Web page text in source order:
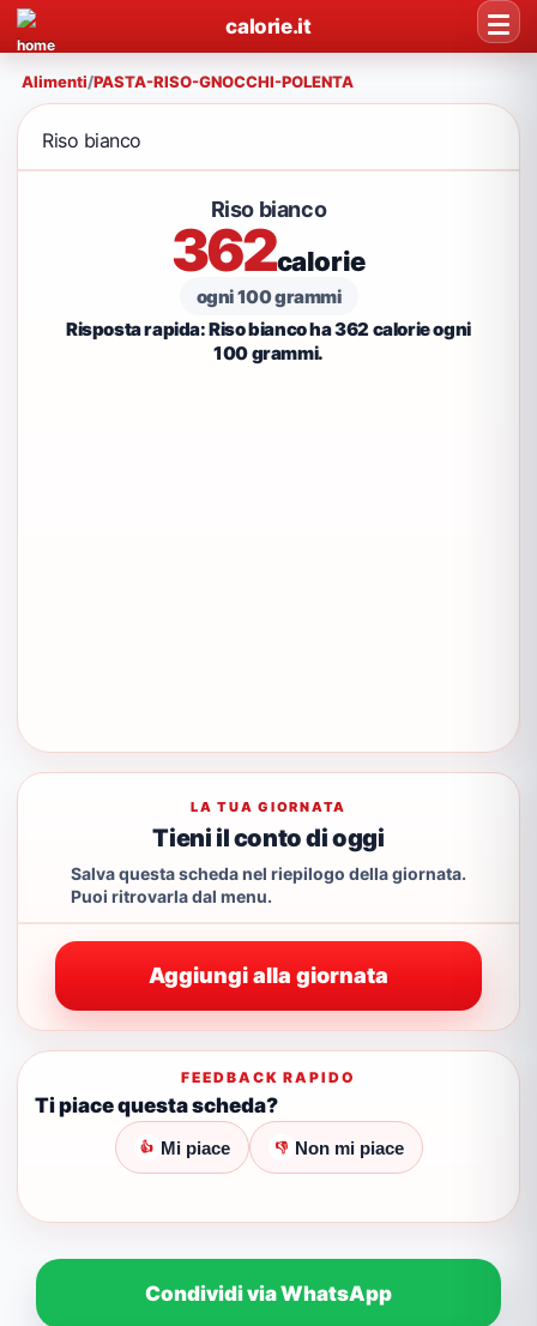
calorie.it
Alimenti/PASTA-RISO-GNOCCHI-POLENTA
Riso bianco
Riso bianco
362calorie
ogni 100 grammi
Risposta rapida: Riso bianco ha 362 calorie ogni
100 grammi.
LA TUA GIORNATA
Tieni il conto di oggi
Salva questa scheda nel riepilogo della giornata.
Puoi ritrovarla dal menu.
Aggiungi alla giornata
FEEDBACK RAPIDO
Ti piace questa scheda?
👍 Mi piace 👎 Non mi piace
Condividi via WhatsApp